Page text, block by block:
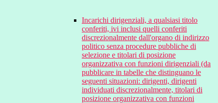
Incarichi dirigenziali, a qualsiasi titolo
conferiti, ivi inclusi quelli conferiti
discrezionalmente dall'organo di indirizzo
politico senza procedure pubbliche di
selezione e titolari di posizione
organizzativa con funzioni dirigenziali (da
pubblicare in tabelle che distinguano le
seguenti situazioni: dirigenti, dirigenti
individuati discrezionalmente, titolari di
posizione organizzativa con funzioni